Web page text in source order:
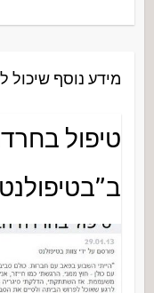
מידע נוסף שיכול
טיפול